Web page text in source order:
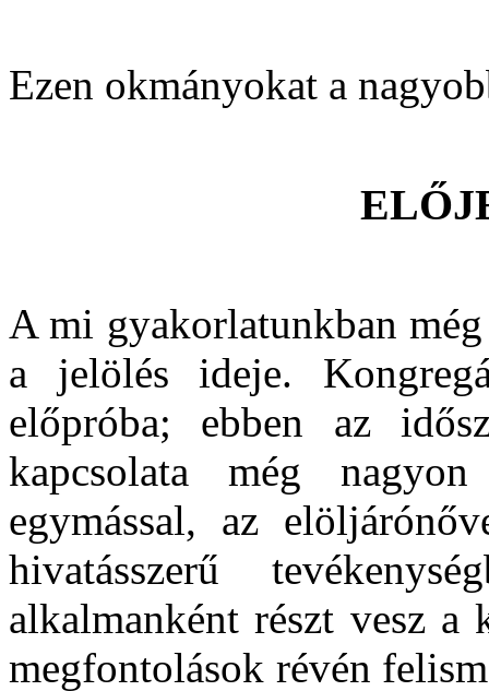
Ezen okmányokat a
A mi gyakorlatunkban
a jelölés ideje.
előpróba; ebben az
kapcsolata még
egymással, az
hivatásszerű
alkalmanként részt vesz a
megfontolások révén